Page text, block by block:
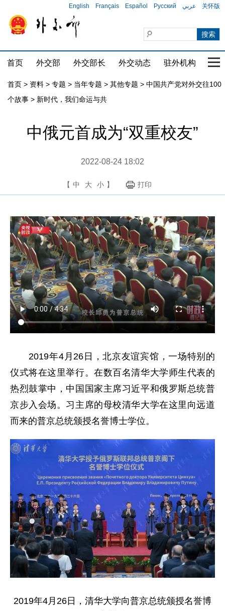
English Français Español Русский عربي 关怀版
首页 外交部 外交部长 外交动态 驻外机构 国
首页 > 资料 > 专题 > 当年专题 > 其他专题 > 中国共产党对外交往100
个故事 > 新时代，我们命运与共
中俄元首成为“双重校友”
2022-08-24 18:02
【 中 大 小 】 打印
2019年4月26日，北京友谊宾馆，一场特别的
仪式将在这里举行。在数百名清华大学师生代表的
热烈鼓掌中，中国国家主席习近平和俄罗斯总统普
京步入会场。习主席的母校清华大学在这里向远道
而来的普京总统颁授名誉博士学位。
2019年4月26日，清华大学向普京总统颁授名誉博